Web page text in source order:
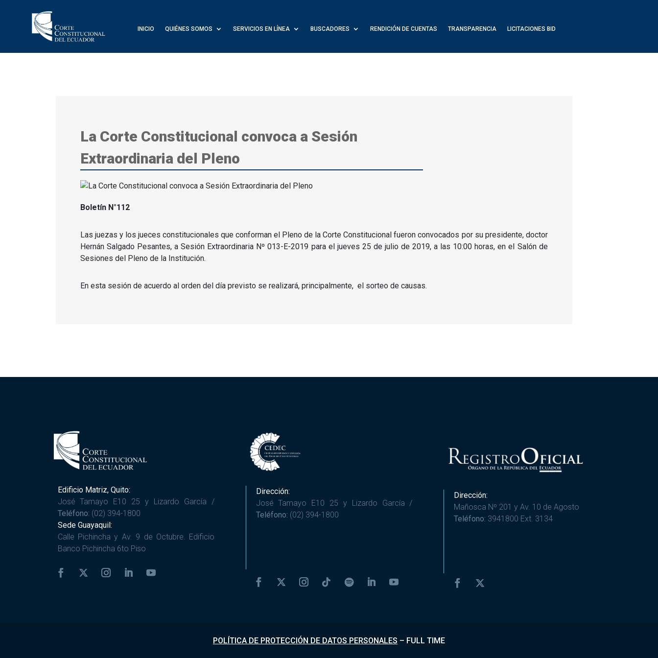
INICIO QUIÉNES SOMOS SERVICIOS EN LÍNEA BUSCADORES RENDICIÓN DE CUENTAS TRANSPARENCIA LICITACIONES BID
La Corte Constitucional convoca a Sesión
Extraordinaria del Pleno
Boletín N°112
Las juezas y los jueces constitucionales que conforman el Pleno de la Corte Constitucional fueron convocados por su presidente, doctor
Hernán Salgado Pesantes, a Sesión Extraordinaria Nº 013-E-2019 para el jueves 25 de julio de 2019, a las 10:00 horas, en el Salón de
Sesiones del Pleno de la Institución.
En esta sesión de acuerdo al orden del día previsto se realizará, principalmente, el sorteo de causas.
Edificio Matriz, Quito:
José Tamayo E10 25 y Lizardo García /
Teléfono: (02) 394-1800
Sede Guayaquil:
Calle Pichincha y Av. 9 de Octubre. Edificio
Banco Pichincha 6to Piso
Dirección:
José Tamayo E10 25 y Lizardo García /
Teléfono: (02) 394-1800
Dirección:
Mañosca Nº 201 y Av. 10 de Agosto
Teléfono: 3941800 Ext. 3134
POLÍTICA DE PROTECCIÓN DE DATOS PERSONALES – FULL TIME